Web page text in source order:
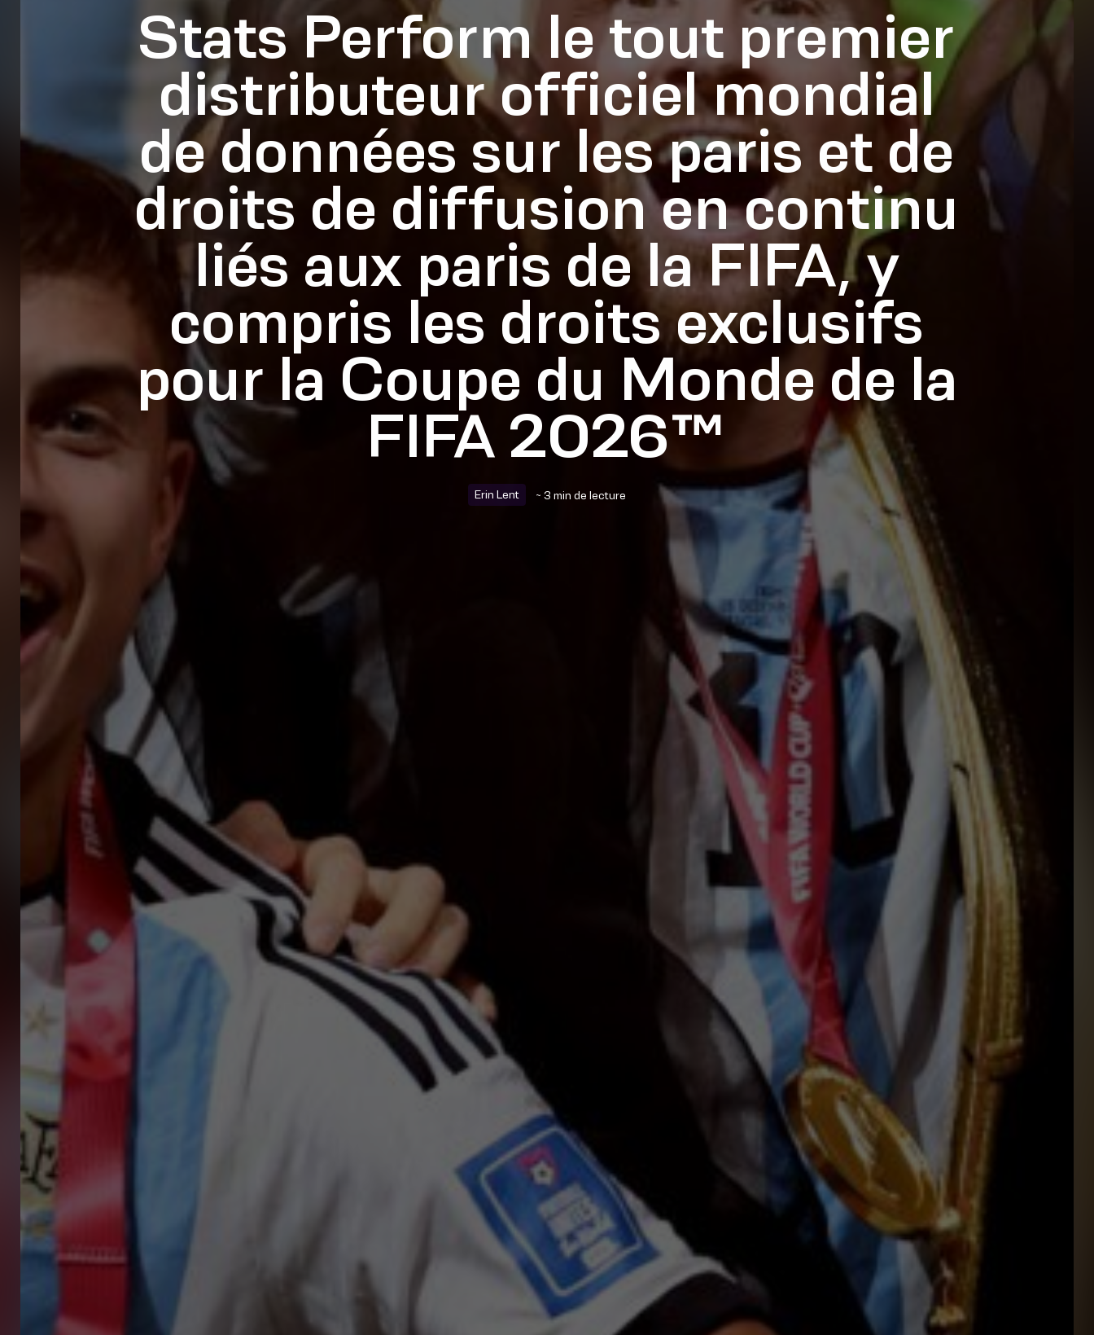
Stats Perform le tout premier
distributeur officiel mondial
de données sur les paris et de
droits de diffusion en continu
liés aux paris de la FIFA, y
compris les droits exclusifs
pour la Coupe du Monde de la
FIFA 2026™
Erin Lent ~ 3 min de lecture